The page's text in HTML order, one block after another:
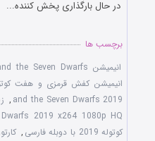
در حال بارگذاری پخش کننده...
برچسب ها
انیمیشن Red Shoes and the Seven Dwarfs دوبله فارسی
انیمیشن کفش قرمزی و هفت
and the Seven Dwarfs 2019
,
Dwarfs 2019 x264 1080p HQ
کوتوله 2019 با دوبله فارسی
,